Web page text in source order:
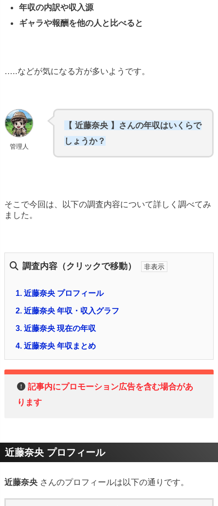
年収の内訳や収入源
ギャラや報酬を他の人と比べると
…..などが気になる方が多いようです。
管理人
【 近藤奈央 】さんの年収はいくらで
しょうか？
そこで今回は、以下の調査内容について詳しく調べてみ
ました。
調査内容（クリックで移動）
1. 近藤奈央 プロフィール
2. 近藤奈央 年収・収入グラフ
3. 近藤奈央 現在の年収
4. 近藤奈央 年収まとめ
記事内にプロモーション広告を含む場合があ
ります
近藤奈央 プロフィール
近藤奈央 さんのプロフィールは以下の通りです。